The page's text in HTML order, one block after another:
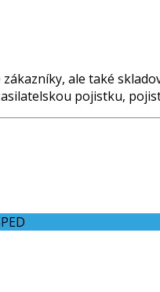
ale také
pojistku,